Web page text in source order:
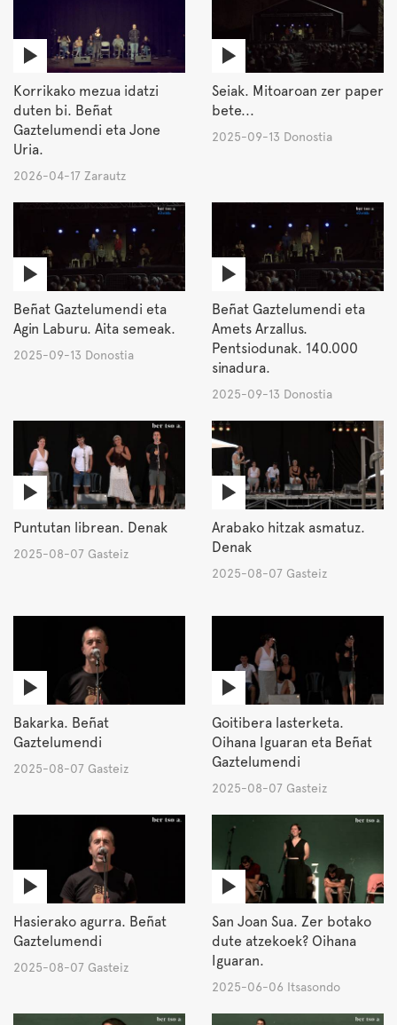
Korrikako mezua idatzi
duten bi. Beñat
Gaztelumendi eta Jone
Uria.
2026-04-17 Zarautz
Seiak. Mitoaroan zer paper
bete...
2025-09-13 Donostia
Beñat Gaztelumendi eta
Agin Laburu. Aita semeak.
2025-09-13 Donostia
Beñat Gaztelumendi eta
Amets Arzallus.
Pentsiodunak. 140.000
sinadura.
2025-09-13 Donostia
Puntutan librean. Denak
2025-08-07 Gasteiz
Arabako hitzak asmatuz.
Denak
2025-08-07 Gasteiz
Bakarka. Beñat
Gaztelumendi
2025-08-07 Gasteiz
Goitibera lasterketa.
Oihana Iguaran eta Beñat
Gaztelumendi
2025-08-07 Gasteiz
Hasierako agurra. Beñat
Gaztelumendi
2025-08-07 Gasteiz
San Joan Sua. Zer botako
dute atzekoek? Oihana
Iguaran.
2025-06-06 Itsasondo